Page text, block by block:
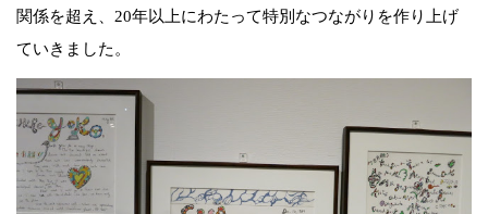
関係を超え、20年以上にわたって特別なつながりを作り上げ
ていきました。